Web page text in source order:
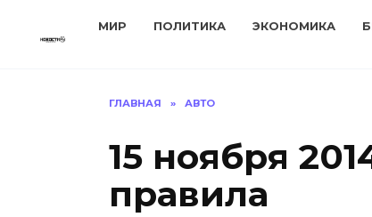
МИР ПОЛИТИКА ЭКОНОМИКА
ГЛАВНАЯ » АВТО
15 ноября
правила